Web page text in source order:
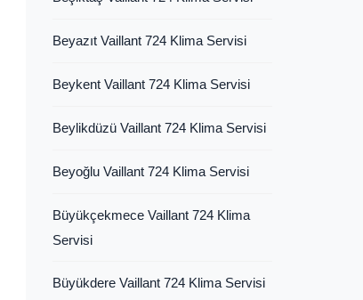
Beyazıt Vaillant 724 Klima Servisi
Beykent Vaillant 724 Klima Servisi
Beylikdüzü Vaillant 724 Klima Servisi
Beyoğlu Vaillant 724 Klima Servisi
Büyükçekmece Vaillant 724 Klima
Servisi
Büyükdere Vaillant 724 Klima Servisi